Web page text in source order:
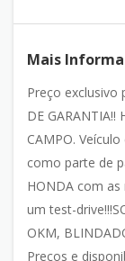
Mais
Preço exclusivo
DE GARANTIA!!
CAMPO.
como parte de
HONDA com
um test-
OKM,
Preços e